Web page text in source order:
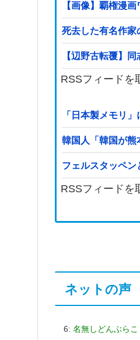
【画像】覇権漫
死去した有名作
【辺野古転覆】
RSSフィードを
「日本製メモリ
韓国人「韓国が熊
フェルスタッペ
RSSフィードを
ネットの声
6: 名無しどんぶらこ